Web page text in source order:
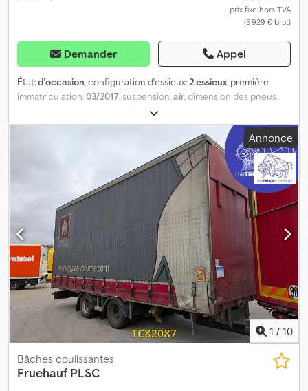
prix fixe hors TVA
(5 929 € brut)
Demander Appel
État:d'occasion, configuration d'essieux:2 essieux, première
immatriculation:03/2017, suspension:air, dimension des pneus:
, Année de construction:
Marque des essieux : SAF Freins : Freins à disque Suspension :
Suspension pneumatique Essieu arrière 1 : Dimension des pneus :
255/60R19.5 ; Pneus jumelés ; Profondeur de sculpture côté
gauche intérieur : 3 mm ; Profondeur de sculpture côté gauche
extérieur : 3 mm ; Profondeur de sculpture côté droit intérieur : 4
mm ; Profondeur de sculpture côté droit extérieur : 4 mm Dodpfx
Aozrcvpei Isck Essieu arrière 2 : Pneus jumelés ; Profondeur de
sculpture côté gauche intérieur : 5 mm ; Profondeur de sculpture
côté gauche extérieur : 5 mm ; Profondeur de sculpture côté
droit intérieur : 5 mm ; Profondeur de sculpture côté droit
extérieur : 6 mm Poids à vide : 4 360 kg Charge utile : 14 640 kg
PTAC : 19 000 kg Dommages : aucun
Annonce
1 / 10
Bâches coulissantes
Fruehauf PLSC